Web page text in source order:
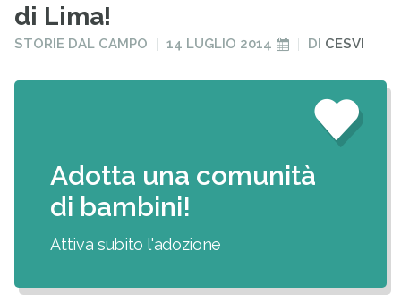
di Lima!
PUBBLICATO
STORIE DAL CAMPO
PUBBLICATO
14 LUGLIO 2014 DI CESVI
Adotta una comunità
di bambini!
Attiva subito l'adozione